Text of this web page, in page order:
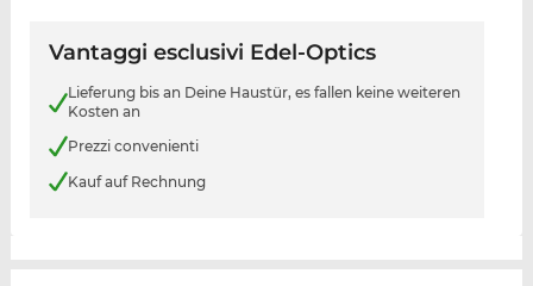
Vantaggi esclusivi Edel-Optics
Lieferung bis an Deine Haustür, es fallen keine weiteren
Kosten an
Prezzi convenienti
Kauf auf Rechnung